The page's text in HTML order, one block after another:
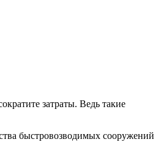
затраты. Ведь такие
быстровозводимых сооружений